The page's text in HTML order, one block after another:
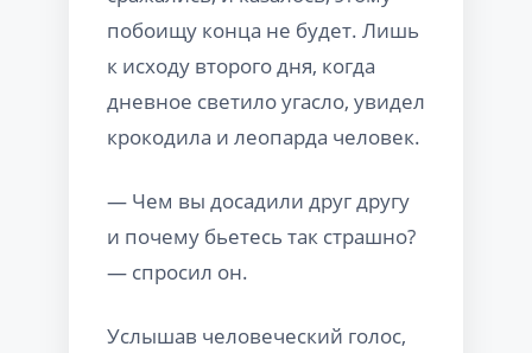
побоищу конца не будет. Лишь
к исходу второго дня, когда
дневное светило угасло, увидел
крокодила и леопарда человек.
— Чем вы досадили друг другу
и почему бьетесь так страшно?
— спросил он.
Услышав человеческий голос,